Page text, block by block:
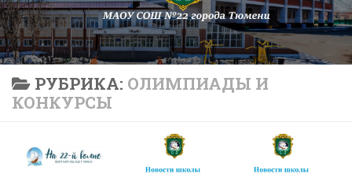
РУБРИКА: ОЛИМПИАДЫ И
КОНКУРСЫ